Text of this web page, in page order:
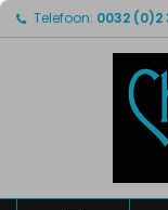
Telefoon: 0032 (0)2
Mijn
Maak een
Maak
Verlanglijst
Inloggen
U moet